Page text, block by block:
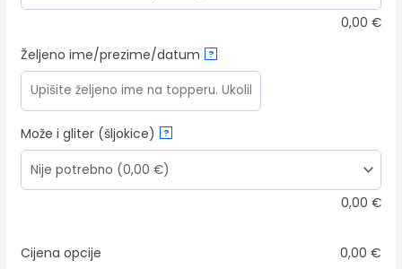
0,00 €
Željeno ime/prezime/datum ?
Može i gliter (šljokice) ?
0,00 €
Cijena opcije 0,00 €